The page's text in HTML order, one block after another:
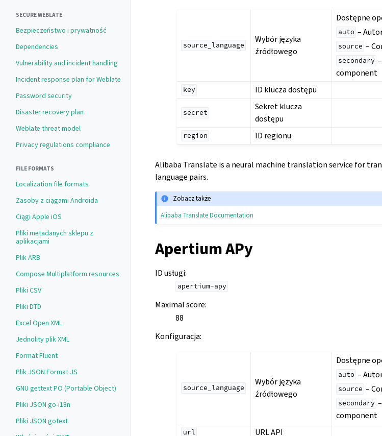
SECURE WEBLATE
Bezpieczeństwo i prywatność
Dependencies
Vulnerability and incident handling
Incident response plan for Weblate
Password security
Disaster recovery plan
Weblate threat model
Privacy regulations compliance
FILE FORMATS
Localization file formats
Zasoby z ciągami Androida
Ciągi Apple iOS
Pliki metadanych sklepu z
aplikacjami
Plik ARB
Compose Multiplatform resources
Pliki CSV
Pliki DTD
Excel Open XML
Jednolity plik XML
Format Fluent
Plik JSON Format.JS
GNU gettext PO (Portable Object)
Pliki JSON go-i18n
Pliki JSON gotext
source_language
Wybór języka
źródłowego
Dostępne
auto –
source –
secondary
component
key ID klucza dostępu
secret
Sekret klucza
dostępu
region ID regionu
Alibaba Translate is a neural machine translation service for
language pairs.
Zobacz także
Alibaba Translate Documentation
Apertium APy
ID usługi:
apertium-apy
Maximal score:
88
Konfiguracja:
source_language
Wybór języka
źródłowego
Dostępne
auto –
source –
secondary
component
url URL API